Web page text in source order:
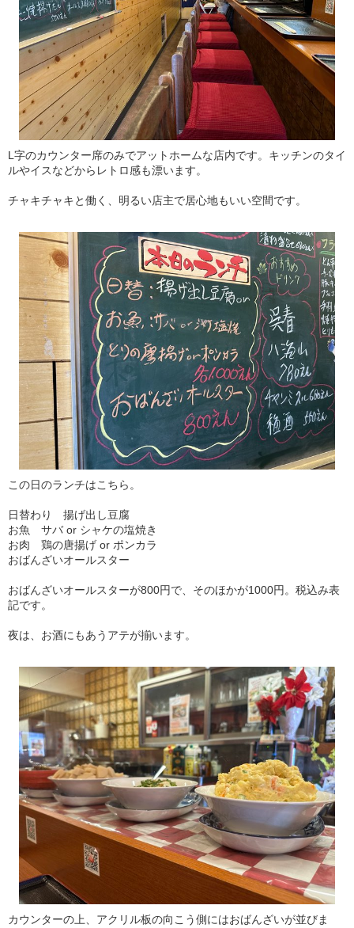
L字のカウンター席のみでアットホームな店内です。キッチンのタイ
ルやイスなどからレトロ感も漂います。
チャキチャキと働く、明るい店主で居心地もいい空間です。
この日のランチはこちら。
日替わり 揚げ出し豆腐
お魚 サバ or シャケの塩焼き
お肉 鶏の唐揚げ or ポンカラ
おばんざいオールスター
おばんざいオールスターが800円で、そのほかが1000円。税込み表
記です。
夜は、お酒にもあうアテが揃います。
カウンターの上、アクリル板の向こう側にはおばんざいが並びま